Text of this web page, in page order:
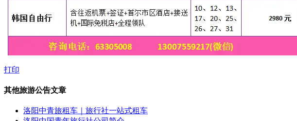
打印
其他旅游公告文章
洛阳中青旅租车｜旅行社一站式租车